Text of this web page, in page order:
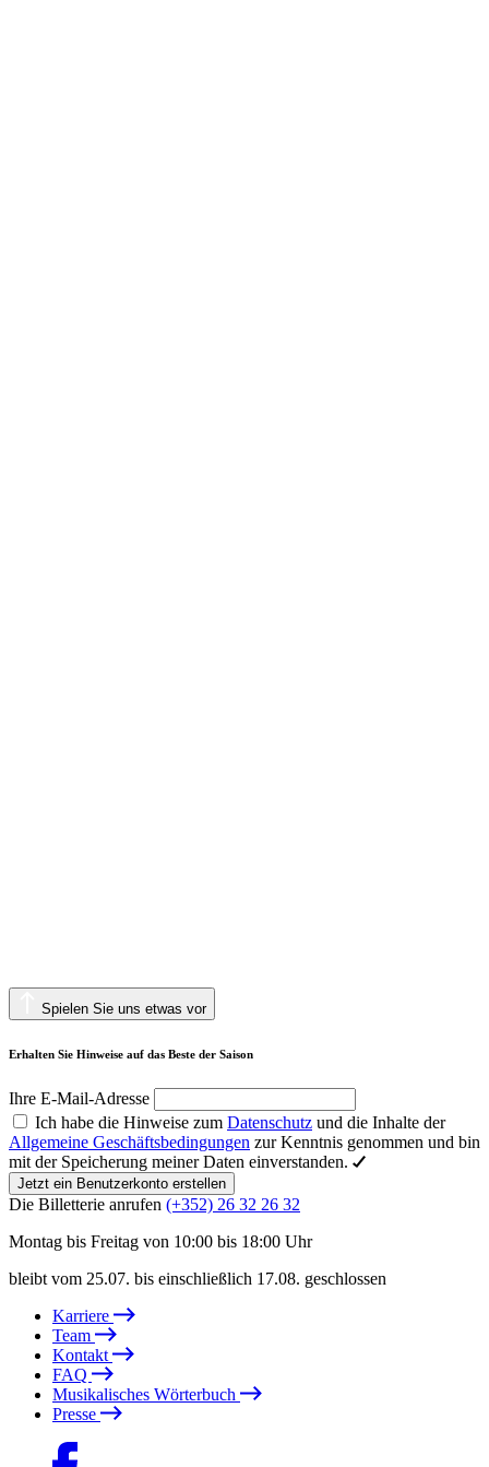
Spielen Sie uns etwas vor
Erhalten Sie Hinweise auf das Beste der Saison
Ihre E-Mail-Adresse
Ich habe die Hinweise zum Datenschutz und die Inhalte der
Allgemeine Geschäftsbedingungen zur Kenntnis genommen und bin
mit der Speicherung meiner Daten einverstanden.
Jetzt ein Benutzerkonto erstellen
Die Billetterie anrufen (+352) 26 32 26 32
Montag bis Freitag von 10:00 bis 18:00 Uhr
bleibt vom 25.07. bis einschließlich 17.08. geschlossen
Karriere
Team
Kontakt
FAQ
Musikalisches Wörterbuch
Presse